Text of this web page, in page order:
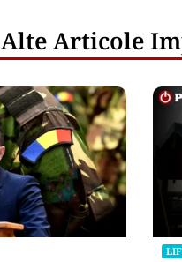
Alte Articole